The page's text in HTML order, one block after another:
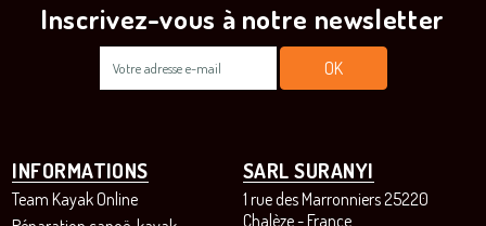
Inscrivez-vous à notre newsletter
INFORMATIONS
Team Kayak Online
SARL SURANYI
1 rue des Marronniers 25220
Chalèze - France